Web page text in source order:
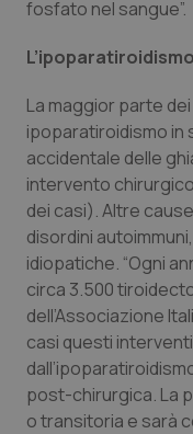
fosfato nel sangue”.
La maggior parte
ipoparatiroidismo in
accidentale delle
intervento
dei casi). Altre
disordini
idiopatiche. “Ogni
circa 3.500
dell’Associazione
casi questi
post-chirurgica. La
o transitoria e sarà